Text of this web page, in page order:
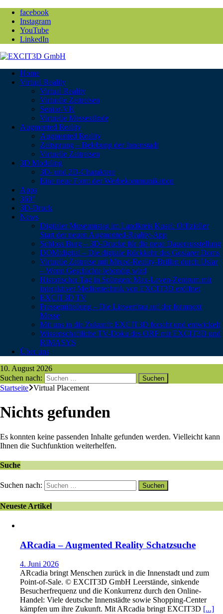
facebook
Instagram
YouTube
LinkedIn
Home
Virtual Reality
Virtual Reality
Virtuelle Zeitreisen
Senior-VR
Virtuelle Messestände
Augmented Reality
Augmented Reality
Zeitsprung – Belebung der Innenstadt
Virtuelle Zeitreisen
3D Modeling
3D- und 2D-Charaktere
Eine neue Form der Werbekommunikation
Apps
360°
3D-Druck
News
Digitaler Museumstag im Landkreis Kusel: Offizieller
Start der neuen Augmented-Reality-App
Schloss Burg – 3D-Drucke für die neue Dauerausstellung
DOM:digital – Die digitale Rückkehr des Goslarer Doms
Virtuelle Zeitreise mit Mixed-Reality-Brillen durch Uslar
– Wenn Geschichte lebendig wird
Historischer Tag in Solingen: Max-Leven-Zentrum mit
interaktiver Medientechnik von EXCIT3D eröffnet
EXCIT3D TV
Pressemitteilung – Die Liewerfrau auf der formnext
Messe
Mit uns in die Zukunft: EXCIT3D forscht und entwickelt
Wissenschaftliche TV-Doku des ORF mit EXCIT3D und
RIMASYS
Über uns
10. August 2026
Suchen nach:
Startseite Virtual Placement
Nichts gefunden
Es konnten keine passenden Inhalte gefunden werden. Vielleicht kann
Ihnen die Suchfunktion weiterhelfen.
Suche
Suchen nach:
Neueste Artikel
ARcadia – Augmented Reality Schatzsuche
4. Juni 2026
ARcadia bringt Menschen zurück in die Innenstadt und zum
Point-of-Sale. © EXCIT3D GmbH Leerstände, sinkende
Besucherfrequenz und die Konkurrenz durch den Online-
Handel: Viele deutsche Innenstädte sowie Shopping-Center
kämpfen um ihre Zukunft. Mit ARcadia bringt EXCIT3D [...]